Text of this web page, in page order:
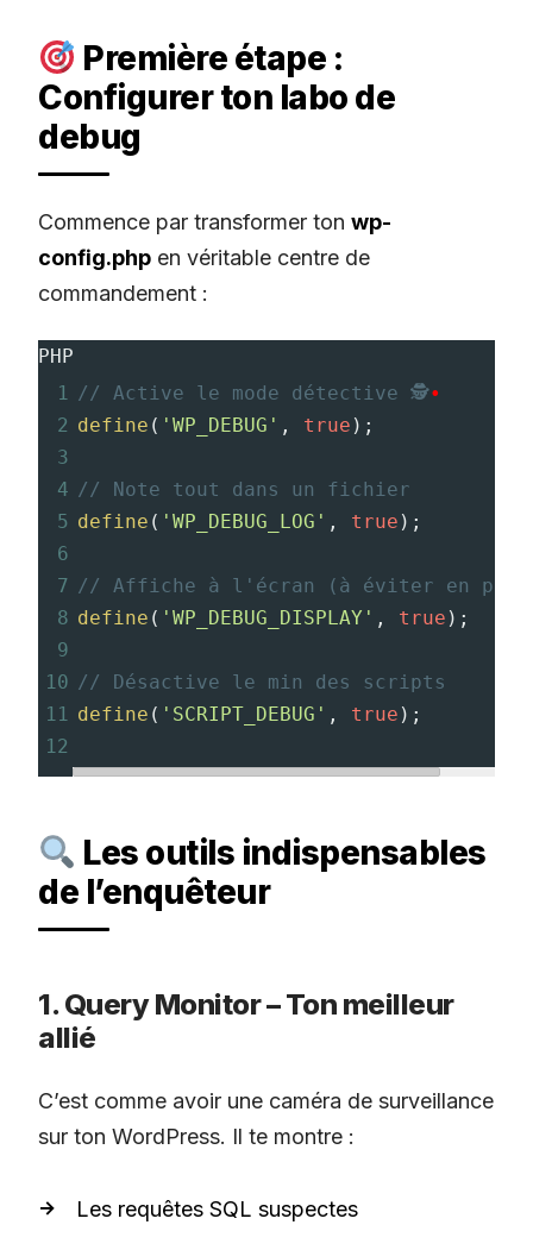
Première étape :
Configurer ton labo de
debug
Commence par transformer ton wp-
config.php en véritable centre de
commandement :
PHP
1 // Active le mode détective 🕵️•
2 define ( 'WP_DEBUG' , true );
3
4 // Note tout dans un fichier
5 define ( 'WP_DEBUG_LOG' , true );
6
7 // Affiche à l'écran (à éviter en
8 define ( 'WP_DEBUG_DISPLAY' , true );
9
10 // Désactive le min des scripts
11 define ( 'SCRIPT_DEBUG' , true );
12
Les outils indispensables
de l’enquêteur
1. Query Monitor – Ton meilleur
allié
C’est comme avoir une caméra de surveillance
sur ton WordPress. Il te montre :
Les requêtes SQL suspectes